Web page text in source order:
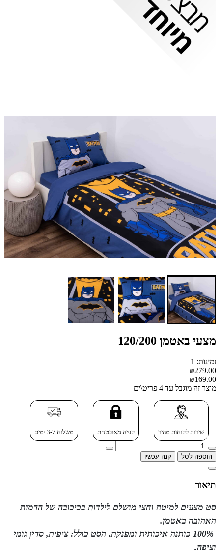
מצעי באטמן 120/200
זמינות: 1
₪279.00
₪169.00
מוצר זה מוגבל עד 4 פריט\ים
שירות לקוחות מהיר קנייה מאובטחת משלוח 3-7 ימים
הוספה לסל קנה עכשיו
תיאור
סט מצעים למיטה וחצי מושלם לילדות בכיכובה של הדמות
האהובה באטמן.
100% כותנה איכותית ומפנקת. הסט כולל: ציפית, סדין גומי
וציפה.